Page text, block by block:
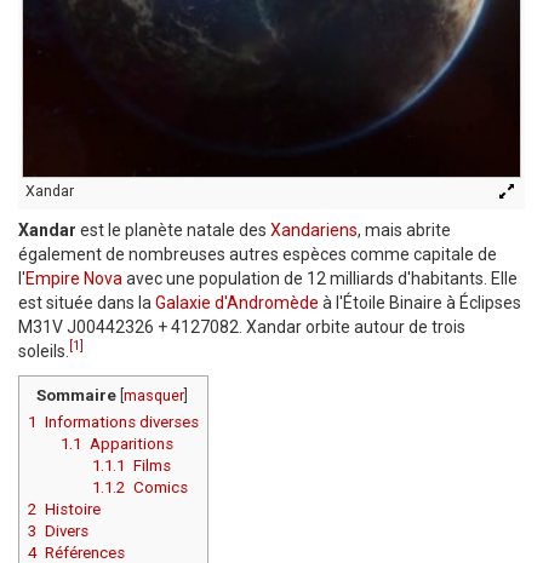
Xandar
Xandar est le planète natale des Xandariens, mais abrite
également de nombreuses autres espèces comme capitale de
l'Empire Nova avec une population de 12 milliards d'habitants. Elle
est située dans la Galaxie d'Andromède à l'Étoile Binaire à Éclipses
M31V J00442326 + 4127082. Xandar orbite autour de trois
soleils.
[1]
Sommaire[masquer]
1 Informations diverses
1.1
Apparitions
1.1.1
Films
1.1.2 Comics
2 Histoire
3 Divers
4 Références